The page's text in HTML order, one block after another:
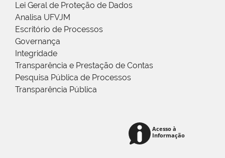
Lei Geral de Proteção de Dados
Analisa UFVJM
Escritório de Processos
Governança
Integridade
Transparência e Prestação de Contas
Pesquisa Pública de Processos
Transparência Pública